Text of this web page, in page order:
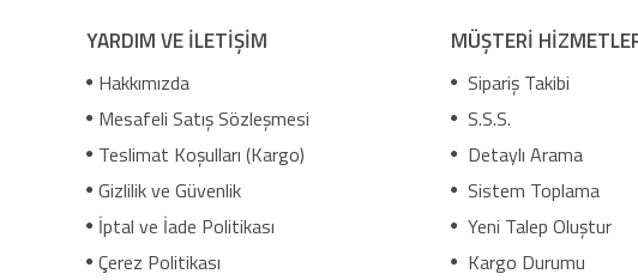
YARDIM VE İLETİŞİM
Hakkımızda
Mesafeli Satış Sözleşmesi
Teslimat Koşulları (Kargo)
Gizlilik ve Güvenlik
İptal ve İade Politikası
Çerez Politikası
MÜŞTERİ
Sipariş Takibi
S.S.S.
Detaylı Arama
Sistem Toplama
Yeni Talep Oluştur
Kargo Durumu